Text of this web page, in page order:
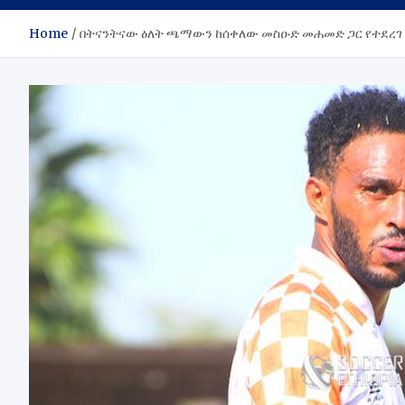
Home በትናንትናው ዕለት ጫማውን ከሰቀለው መስዑድ መሐመድ ጋር